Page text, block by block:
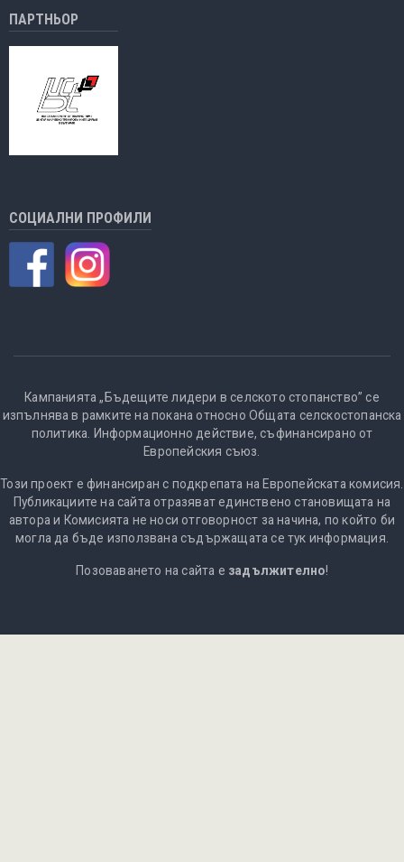
ПАРТНЬОР
СОЦИАЛНИ ПРОФИЛИ
Кампанията „Бъдещите лидери в селското стопанство” се
изпълнява в рамките на покана относно Общата селскостопанска
политика. Информационно действие, съфинансирано от
Европейския съюз.
Този проект е финансиран с подкрепата на Европейската комисия.
Публикациите на сайта отразяват единствено становищата на
автора и Комисията не носи отговорност за начина, по който би
могла да бъде използвана съдържащата се тук информация.
Позоваването на сайта е задължително!